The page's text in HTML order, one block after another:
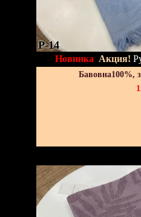
P-14
Новинка Акция!
Бавовна100%,